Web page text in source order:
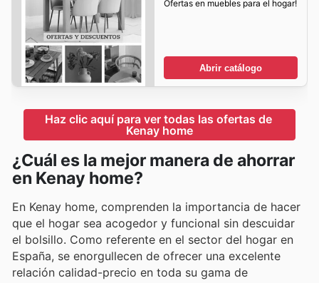
Ofertas en muebles para el hogar!
Abrir catálogo
Haz clic aquí para ver todas las ofertas de
Kenay home
¿Cuál es la mejor manera de ahorrar
en Kenay home?
En Kenay home, comprenden la importancia de hacer
que el hogar sea acogedor y funcional sin descuidar
el bolsillo. Como referente en el sector del hogar en
España, se enorgullecen de ofrecer una excelente
relación calidad-precio en toda su gama de